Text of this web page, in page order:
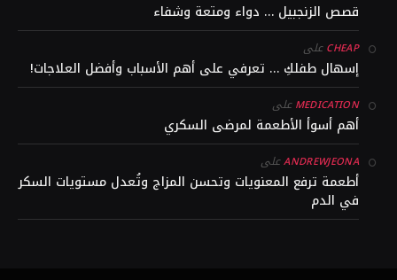
قصص الزنجبيل … دواء ومتعة وشفاء
CHEAPعلى
إسهال طفلكِ … تعرفي على أهم الأسباب وأفضل العلاجات!
MEDICATIONعلى
أهم أسوأ الأطعمة لمرضى السكري
ANDREWJEONAعلى
أطعمة ترفع المعنويات وتحسن المزاج وتُعدل مستويات السكر
في الدم